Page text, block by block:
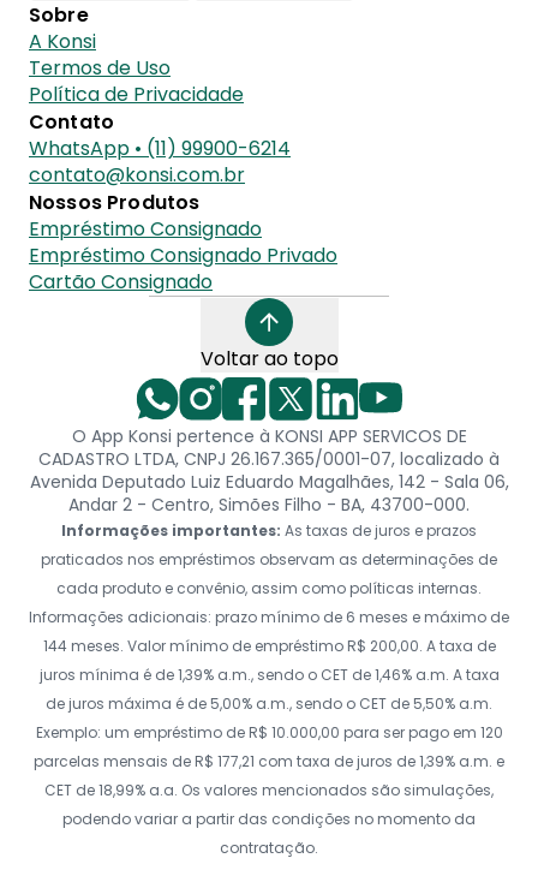
Sobre
A Konsi
Termos de Uso
Política de Privacidade
Contato
WhatsApp • (11) 99900-6214
contato@konsi.com.br
Nossos Produtos
Empréstimo Consignado
Empréstimo Consignado Privado
Cartão Consignado
Voltar ao topo
O App Konsi pertence à KONSI APP SERVICOS DE
CADASTRO LTDA, CNPJ 26.167.365/0001-07, localizado à
Avenida Deputado Luiz Eduardo Magalhães, 142 - Sala 06,
Andar 2 - Centro, Simões Filho - BA, 43700-000.
Informações importantes: As taxas de juros e prazos
praticados nos empréstimos observam as determinações de
cada produto e convênio, assim como políticas internas.
Informações adicionais: prazo mínimo de 6 meses e máximo de
144 meses. Valor mínimo de empréstimo R$ 200,00. A taxa de
juros mínima é de 1,39% a.m., sendo o CET de 1,46% a.m. A taxa
de juros máxima é de 5,00% a.m., sendo o CET de 5,50% a.m.
Exemplo: um empréstimo de R$ 10.000,00 para ser pago em 120
parcelas mensais de R$ 177,21 com taxa de juros de 1,39% a.m. e
CET de 18,99% a.a. Os valores mencionados são simulações,
podendo variar a partir das condições no momento da
contratação.